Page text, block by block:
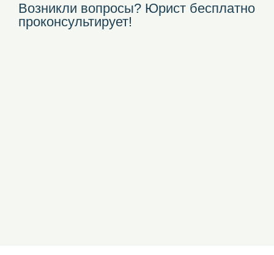
Возникли вопросы? Юрист бесплатно
проконсультирует!